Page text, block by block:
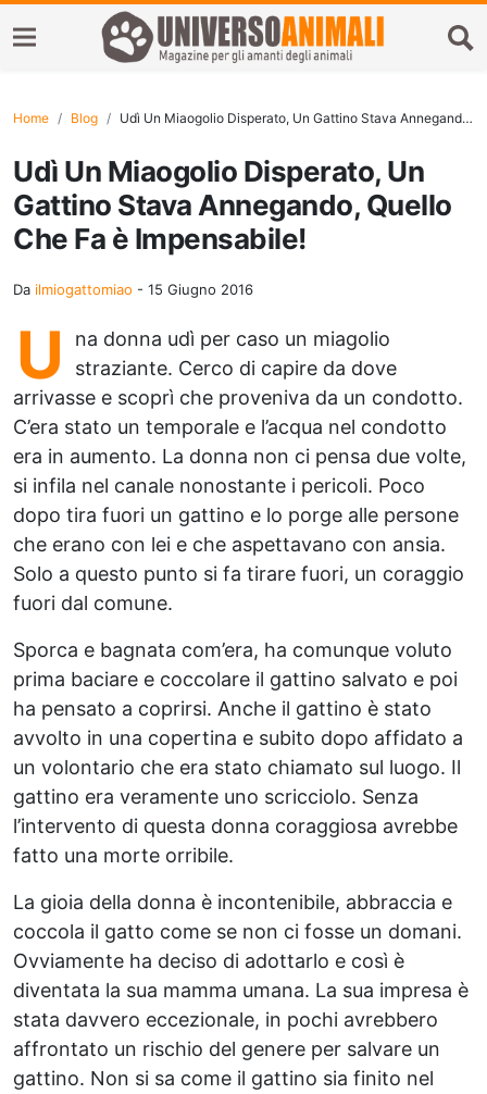
Home Blog Udì Un Miaogolio Disperato, Un Gattino Stava Annegando, Quello Che Fa è Impensabile!
Udì Un Miaogolio Disperato, Un
Gattino Stava Annegando, Quello
Che Fa è Impensabile!
Da ilmiogattomiao - 15 Giugno 2016
U
na donna udì per caso un miagolio
straziante. Cerco di capire da dove
arrivasse e scoprì che proveniva da un condotto.
C’era stato un temporale e l’acqua nel condotto
era in aumento. La donna non ci pensa due volte,
si infila nel canale nonostante i pericoli. Poco
dopo tira fuori un gattino e lo porge alle persone
che erano con lei e che aspettavano con ansia.
Solo a questo punto si fa tirare fuori, un coraggio
fuori dal comune.
Sporca e bagnata com’era, ha comunque voluto
prima baciare e coccolare il gattino salvato e poi
ha pensato a coprirsi. Anche il gattino è stato
avvolto in una copertina e subito dopo affidato a
un volontario che era stato chiamato sul luogo. Il
gattino era veramente uno scricciolo. Senza
l’intervento di questa donna coraggiosa avrebbe
fatto una morte orribile.
La gioia della donna è incontenibile, abbraccia e
coccola il gatto come se non ci fosse un domani.
Ovviamente ha deciso di adottarlo e così è
diventata la sua mamma umana. La sua impresa è
stata davvero eccezionale, in pochi avrebbero
affrontato un rischio del genere per salvare un
gattino. Non si sa come il gattino sia finito nel